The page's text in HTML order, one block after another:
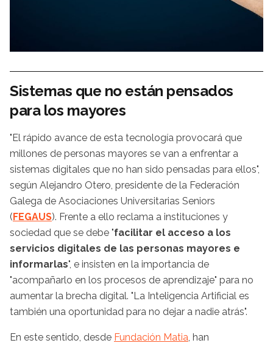
Sistemas que no están pensados
para los mayores
"El rápido avance de esta tecnología provocará que
millones de personas mayores se van a enfrentar a
sistemas digitales que no han sido pensadas para ellos",
según Alejandro Otero, presidente de la Federación
Galega de Asociaciones Universitarias Seniors
( FEGAUS). Frente a ello reclama a instituciones y
sociedad que se debe "facilitar el acceso a los
servicios digitales de las personas mayores e
informarlas", e insisten en la importancia de
"acompañarlo en los procesos de aprendizaje" para no
aumentar la brecha digital. "La Inteligencia Artificial es
también una oportunidad para no dejar a nadie atrás".
En este sentido, desde Fundación Matia, han